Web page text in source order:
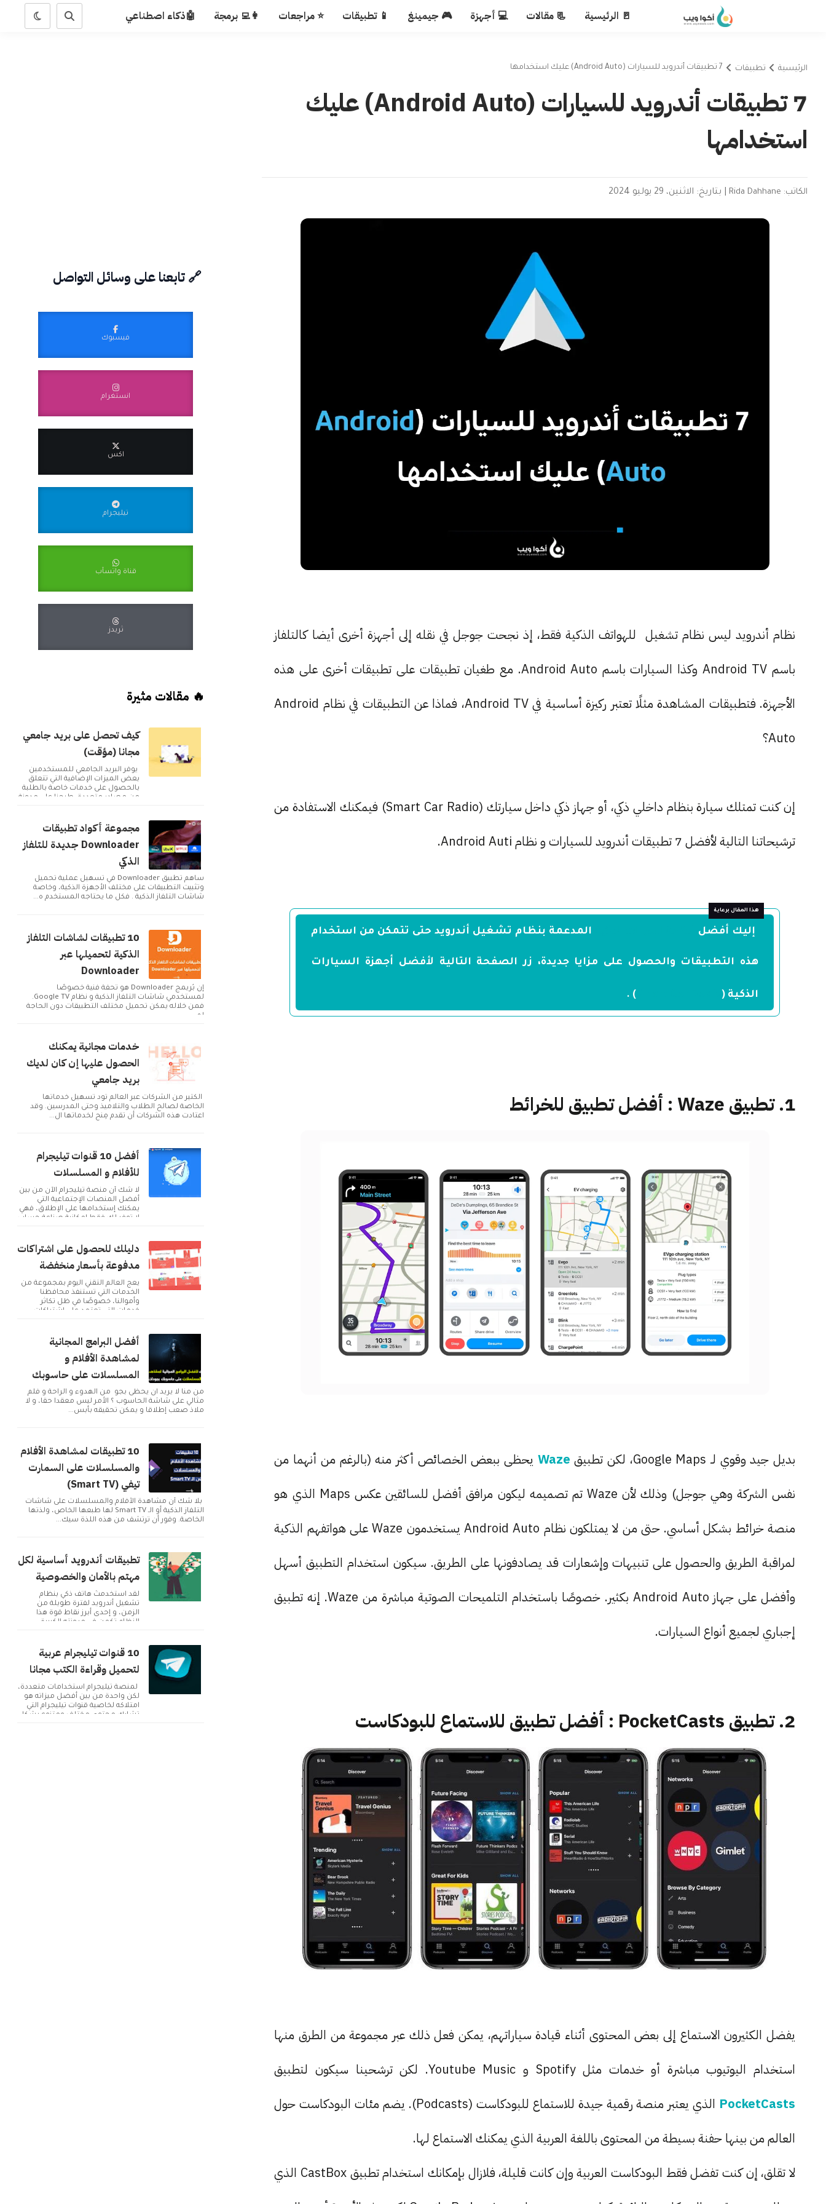
🚪 الرئيسية 📃 مقالات 💻 أجهزة 🎮 جيمينغ 📱 تطبيقات ⭐ مراجعات 👩‍💻 برمجة 🤖ذكاء اصطناعي
الرئيسية تطبيقات 7 تطبيقات أندرويد للسيارات (Android Auto) عليك استخدامها
7 تطبيقات أندرويد للسيارات (Android Auto) عليك
استخدامها
الكاتب: Rida Dahhane بتاريخ: الاثنين، 29 يوليو 2024
نظام أندرويد ليس نظام تشغيل للهواتف الذكية فقط، إذ نجحت جوجل في نقله إلى أجهزة أخرى أيضا كالتلفاز
باسم Android TV وكذا السيارات باسم Android Auto. مع طغيان تطبيقات على تطبيقات أخرى على هذه
الأجهزة. فتطبيقات المشاهدة مثلًا تعتبر ركيزة أساسية في Android TV، فماذا عن التطبيقات في نظام Android
Auto؟
إن كنت تمتلك سيارة بنظام داخلي ذكي، أو جهاز ذكي داخل سيارتك (Smart Car Radio) فيمكنك الاستفادة من
ترشيحاتنا التالية لأفضل 7 تطبيقات أندرويد للسيارات و نظام Android Auti.
إليك أفضل المدعمة بنظام تشغيل أندرويد حتى تتمكن من استخدام
هذه التطبيقات والحصول على مزايا جديدة، زر الصفحة التالية لأفضل أجهزة السيارات
الذكية ( ) .
1. تطبيق Waze : أفضل تطبيق للخرائط
بديل جيد وقوي لـ Google Maps، لكن تطبيق Waze يحظى ببعض الخصائص أكثر منه (بالرغم من أنهما من
نفس الشركة وهي جوجل) وذلك لأن Waze تم تصميمه ليكون مرافق أفضل للسائقين عكس Maps الذي هو
منصة خرائط بشكل أساسي. حتى من لا يمتلكون نظام Android Auto يستخدمون Waze على هواتفهم الذكية
لمراقبة الطريق والحصول على تنبيهات وإشعارات قد يصادفونها على الطريق. سيكون استخدام التطبيق أسهل
وأفضل على جهاز Android Auto بكثير. خصوصًا باستخدام التلميحات الصوتية مباشرة من Waze. إنه تطبيق
إجباري لجميع أنواع السيارات.
2. تطبيق PocketCasts : أفضل تطبيق للاستماع للبودكاست
يفضل الكثيرون الاستماع إلى بعض المحتوى أثناء قيادة سياراتهم، يمكن فعل ذلك عبر مجموعة من الطرق منها
استخدام اليوتيوب مباشرة أو خدمات مثل Spotify و Youtube Music. لكن ترشحينا سيكون لتطبيق
PocketCasts
الذي يعتبر منصة رقمية جيدة للاستماع للبودكاست (Podcasts). يضم مئات البودكاست حول
العالم من بينها حفنة بسيطة من المحتوى باللغة العربية الذي يمكنك الاستماع لها.
لا تقلق، إن كنت تفضل فقط البودكاست العربية وإن كانت قليلة، فلازال بإمكانك استخدام تطبيق CastBox الذي
🔗 تابعنا على وسائل التواصل
فيسبوك
انستغرام
اكس
تيليجرام
قناة واتسآب
ثريدز
🔥 مقالات مثيرة
كيف تحصل على بريد جامعي
مجانا (مؤقت)
يوفر البريد الجامعي للمستخدمين
بعض الميزات الإضافية التي تتعلق
بالحصول على خدمات خاصة بالطلبة
من مصادر متعددة. طرحنا على مدونة
مجموعة أكواد تطبيقات
Downloader جديدة للتلفاز
الذكي
ساهم تطبيق Downloader في تسهيل عملية تحميل
وتثبيت التطبيقات على مختلف الأجهزة الذكية، وخاصة
شاشات التلفاز الذكية . فكل ما يحتاجه المستخدم ه...
10 تطبيقات لشاشات التلفاز
الذكية لتحميلها عبر
Downloader
إن بُريمج Downloader هو تحفة فنية خصوصًا
لمستخدمي شاشات التلفاز الذكية و نظام Google TV.
فمن خلاله يمكن تحميل مختلف التطبيقات دون الحاجة
لم...
خدمات مجانية يمكنك
الحصول عليها إن كان لديك
بريد جامعي
الكثير من الشركات عبر العالم تود تسهيل خدماتها
الخاصة لصالح الطلاب والتلاميذ وحتى المدرسين. وقد
اعتادت هذه الشركات أن تقدم مِنح لخدماتها ال...
أفضل 10 قنوات تيليجرام
للأفلام و المسلسلات
لا شك أن منصة تيليجرام الآن من بين
أفضل المنصات الإجتماعية التي
يمكنك إستخدامها على الإطلاق، فهي
لا توفر لك فقط إمكانية صناعة حساب
دليلك للحصول على اشتراكات
مدفوعة بأسعار منخفضة
يعج العالم التقني اليوم بمجموعة من
الخدمات التي تستنفذ محافظنا
وأموالنا، خصوصًا في ظل تكاثر
خدمات التي تعتمد على اشتراكات
أفضل البرامج المجانية
لمشاهدة الأفلام و
المسلسلات على حاسوبك
من منا لا يريد ان يحظى بجو من الهدوء و الراحة و فلم
مثالي على شاشة الحاسوب ؟ الأمر ليس معقدا حقا، و لا
ملاذ صعب إطلاقا و يمكن تحقيقه بأبس...
10 تطبيقات لمشاهدة الأفلام
والمسلسلات على السمارت
تيفي (Smart TV)
بلا شك أن مشاهدة الأفلام والمسلسلات على شاشات
التلفاز الذكية أو الـ Smart TV لها طبعها الخاص، ولذتها
الخاصة. وفور أن ترتشف من هذه اللذة سيك...
تطبيقات أندرويد أساسية لكل
مهتم بالأمان والخصوصية
لقد استخدمتُ هاتف ذكي بنظام
تشغيل أندرويد لفترة طويلة من
الزمن، و إحدى أبرز نقاط قوة هذا
النظام تكمن في مرونته الكبيرة
10 قنوات تيليجرام عربية
لتحميل وقراءة الكتب مجانا
لمنصة تيليجرام استخدامات متعددة،
لكن واحدة من بين أفضل ميزاته هو
امتلاكه لخاصية قنوات تيليجرام التي
تشارك محتوى مختلف ومتنوع بشكل